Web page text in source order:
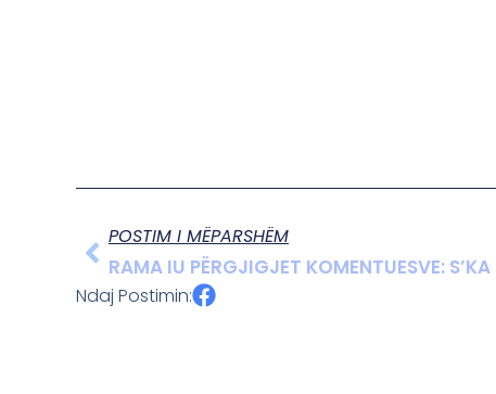
POSTIM I MËPARSHËM
RAMA IU PËRGJIGJET KOMENTUESVE:
Ndaj Postimin: